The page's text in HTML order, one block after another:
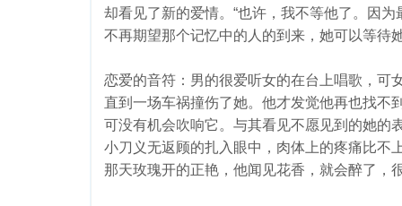
却看见了新的爱情。“也许，我不等他了。因
不再期望那个记忆中的人的到来，她可以等待
恋爱的音符：男的很爱听女的在台上唱歌，可
直到一场车祸撞伤了她。他才发觉他再也找不
可没有机会吹响它。与其看见不愿见到的她的
小刀义无返顾的扎入眼中，肉体上的疼痛比不
那天玫瑰开的正艳，他闻见花香，就会醉了，